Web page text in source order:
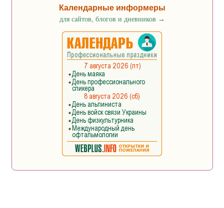
Календарные информеры
для сайтов, блогов и дневников →